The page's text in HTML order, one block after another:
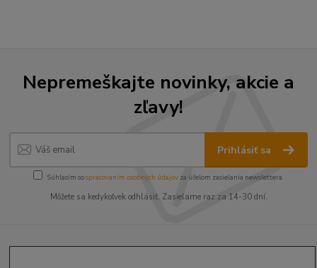
Nepremeškajte novinky, akcie a
zľavy!
Prihlásiť sa
Súhlasím sospracovaním osobných údajov za účelom zasielania newslettera.
Môžete sa kedykoľvek odhlásiť. Zasielame raz za 14-30 dní.